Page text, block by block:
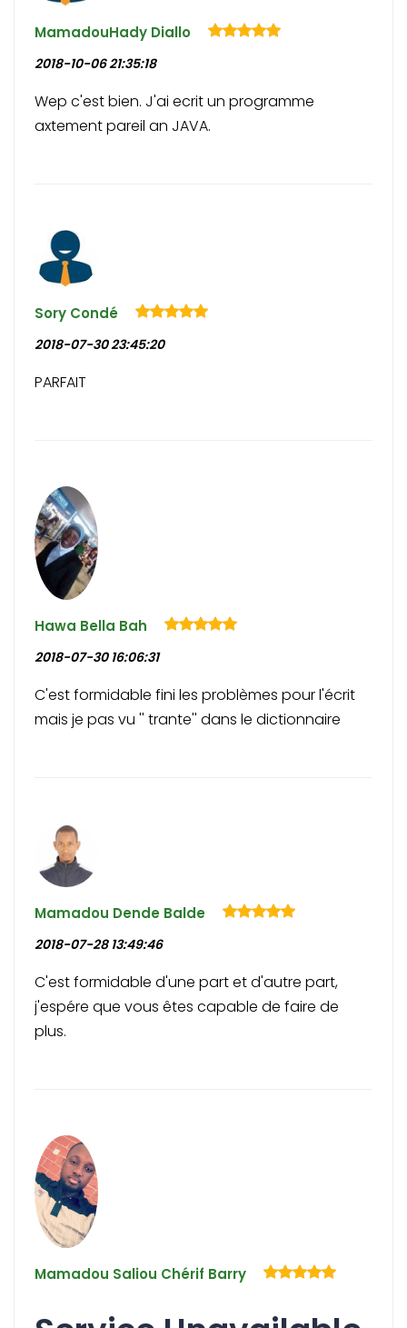
MamadouHady Diallo
2018-10-06 21:35:18
Wep c'est bien. J'ai ecrit un programme
axtement pareil an JAVA.
Sory Condé
2018-07-30 23:45:20
PARFAIT
Hawa Bella Bah
2018-07-30 16:06:31
C'est formidable fini les problèmes pour l'écrit
mais je pas vu '' trante'' dans le dictionnaire
Mamadou Dende Balde
2018-07-28 13:49:46
C'est formidable d'une part et d'autre part,
j'espére que vous êtes capable de faire de
plus.
Mamadou Saliou Chérif Barry